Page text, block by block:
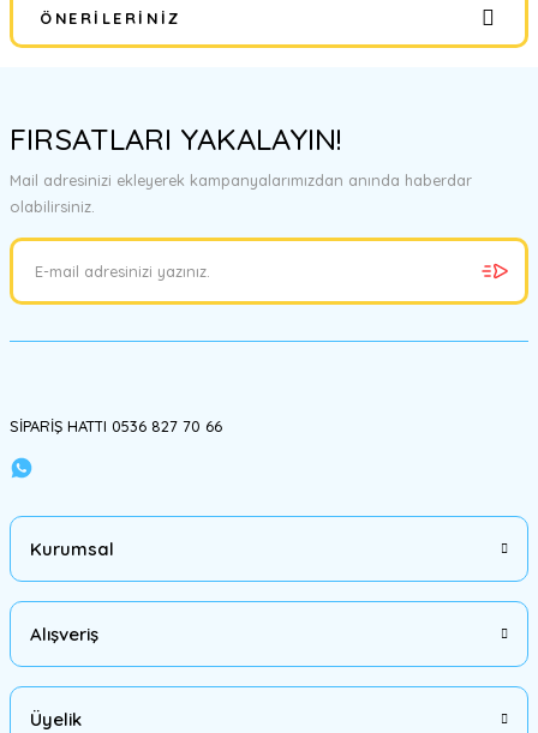
Yorum Yaz
ÖNERILERINIZ
tarafımıza iletebilirsiniz.
Görüş ve önerileriniz için teşekkür ederiz.
Ürün resmi kalitesiz, bozuk veya görüntülenemiyor.
Ürün bilgilerinde hatalar bulunuyor.
FIRSATLARI YAKALAYIN!
Mail adresinizi ekleyerek kampanyalarımızdan anında haberdar
olabilirsiniz.
SİPARİŞ HATTI 0536 827 70 66
Kurumsal
Alışveriş
Üyelik